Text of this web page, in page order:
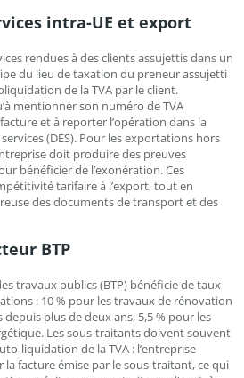
intra-UE et export
rendues à des clients assujettis dans un
du lieu de taxation du preneur assujetti
de la TVA par le client.
mentionner son numéro de TVA
et à reporter l’opération dans la
(DES). Pour les exportations hors
doit produire des preuves
bénéficier de l’exonération. Ces
tarifaire à l’export, tout en
des documents de transport et des
BTP
travaux publics (BTP) bénéficie de taux
: 10 % pour les travaux de rénovation
plus de deux ans, 5,5 % pour les
Les sous-traitants doivent souvent
liquidation de la TVA : l’entreprise
la facture émise par le sous-traitant, ce qui